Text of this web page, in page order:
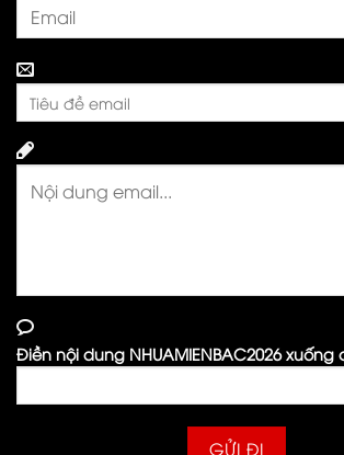
Điền nội dung NHUAMIENBAC2026 xuống